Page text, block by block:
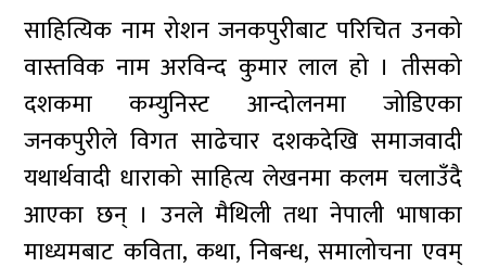
साहित्यिक नाम रोशन जनकपुरीबाट परिचित उनको
वास्तविक नाम अरविन्द कुमार लाल हो । तीसको
दशकमा कम्युनिस्ट आन्दोलनमा जोडिएका
जनकपुरीले विगत साढेचार दशकदेखि समाजवादी
यथार्थवादी धाराको साहित्य लेखनमा कलम चलाउँदै
आएका छन् । उनले मैथिली तथा नेपाली भाषाका
माध्यमबाट कविता, कथा, निबन्ध, समालोचना एवम्